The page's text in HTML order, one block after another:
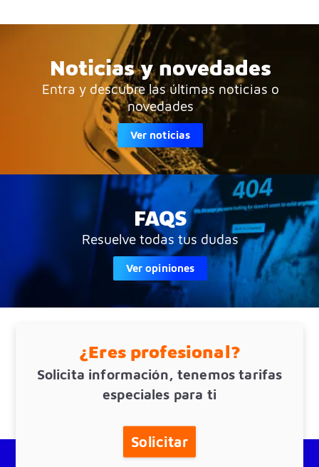
Noticias y novedades
Entra y descubre las últimas noticias o
novedades
Ver noticias
FAQS
Resuelve todas tus dudas
Ver opiniones
¿Eres profesional?
Solicita información, tenemos tarifas
especiales para ti
Solicitar